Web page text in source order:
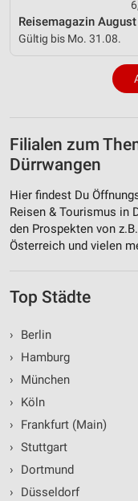
Gültig bis Mo. 31.08.
Filialen zum
Dürrwangen
Hier findest Du
Reisen & Tourismus in
den Prospekten von
Österreich und vielen
Top Städte
›
Berlin
›
Hamburg
›
München
›
Köln
›
Frankfurt (Main)
› Stuttgart
›
Dortmund
›
Düsseldorf
Verwendung genauer
Informationen
Performance
Funktional
Werbung